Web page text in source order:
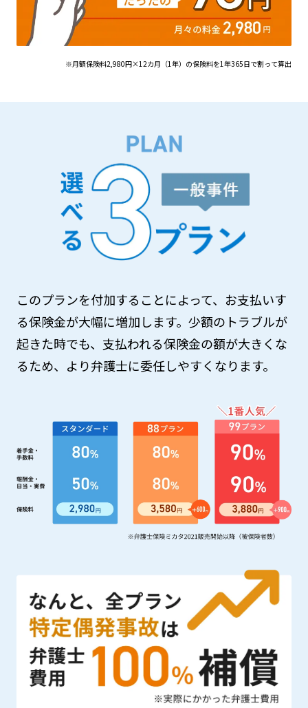
※月額保険料2,980円×12カ月（1年）の保険料を1年365日で割って算出
このプランを付加することによって、お支払いす
る保険金が大幅に増加します。少額のトラブルが
起きた時でも、支払われる保険金の額が大きくな
るため、より弁護士に委任しやすくなります。